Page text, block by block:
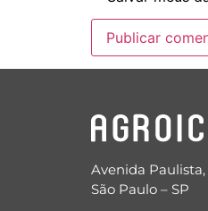
Avenida Paulista,
São Paulo – SP